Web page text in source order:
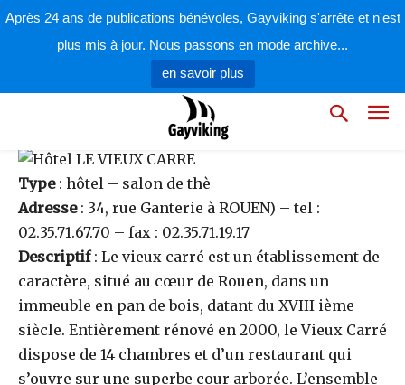
Après 24 ans de publications bénévoles, Gayviking s'arrête et n'est
plus mis à jour. Nous passons en mode archive...
en savoir plus
parla rédaction 11 février 2009
Hôtel LE VIEUX CARRE
Type: hôtel – salon de thè
Adresse: 34, rue Ganterie à ROUEN) – tel :
02.35.71.67.70 – fax : 02.35.71.19.17
Descriptif: Le vieux carré est un établissement de
caractère, situé au cœur de Rouen, dans un
immeuble en pan de bois, datant du XVIII ième
siècle. Entièrement rénové en 2000, le Vieux Carré
dispose de 14 chambres et d’un restaurant qui
s’ouvre sur une superbe cour arborée. L’ensemble